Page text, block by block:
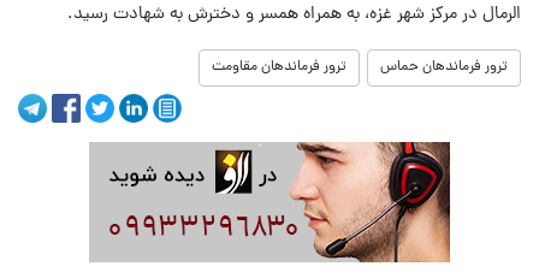
الرمال در مرکز شهر غزه، به همراه همسر و دخترش به شهادت رسید.
ترور فرماندهان حماس ترور فرماندهان مقاومت